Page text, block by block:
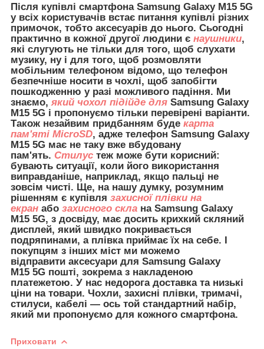
Після купівлі смартфона Samsung Galaxy M15 5G
у всіх користувачів встає питання купівлі різних
примочок, тобто аксесуарів до нього. Сьогодні
практично в кожної другої людини є наушники,
які слугують не тільки для того, щоб слухати
музику, ну і для того, щоб розмовляти
мобільним телефоном відомо, що телефон
безпечніше носити в чохлі, щоб запобігти
пошкодженню у разі можливого падіння. Ми
знаємо, який чохол підійде для Samsung Galaxy
M15 5G і пропонуємо тільки перевірені варіанти.
Також незайвим придбанням буде карта
пам'яті MicroSD, адже телефон Samsung Galaxy
M15 5G має не таку вже вбудовану
пам'ять. Стилус теж може бути корисний:
бувають ситуації, коли його використання
виправданіше, наприклад, якщо пальці не
зовсім чисті. Ще, на нашу думку, розумним
рішенням є купівля захисної плівки на
екран або захисного скла на Samsung Galaxy
M15 5G, з досвіду, має досить крихкий скляний
дисплей, який швидко покривається
подряпинами, а плівка приймає їх на себе. І
покупцям з інших міст ми можемо
відправити аксесуари для Samsung Galaxy
M15 5G пошті, зокрема з накладеною
платежетою. У нас недорога доставка та низькі
ціни на товари. Чохли, захисні плівки, тримачі,
стилуси, кабелі — ось той стандартний набір,
який ми пропонуємо для кожного смартфона.
Приховати